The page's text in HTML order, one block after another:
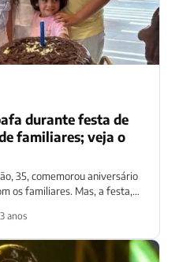
durante festa de
familiares; veja o
35, comemorou aniversário
os familiares. Mas, a festa,
anos